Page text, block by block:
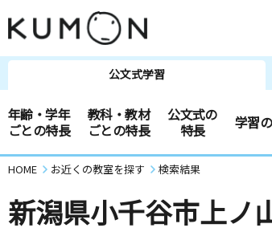
公文式学習
年齢・学年
ごとの特長
教科・教材
ごとの特長
公文式の
特長
学習
HOME お近くの教室を探す 検索結果
新潟県小千谷市上ノ